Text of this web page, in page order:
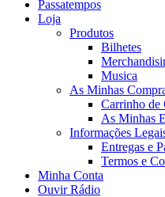
Passatempos
Loja
Produtos
Bilhetes
Musica
As Minhas
Carrinho de
As Minhas
Informações
Entregas e
Termos e
Minha Conta
Ouvir Rádio